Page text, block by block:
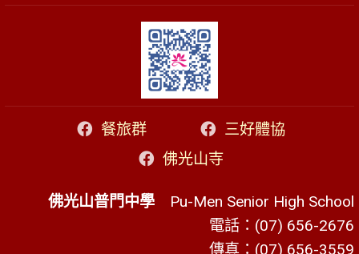
餐旅群
三好體協
佛光山寺
佛光山普門中學 Pu-Men Senior High School
電話：(07) 656-2676
傳真：(07) 656-3559